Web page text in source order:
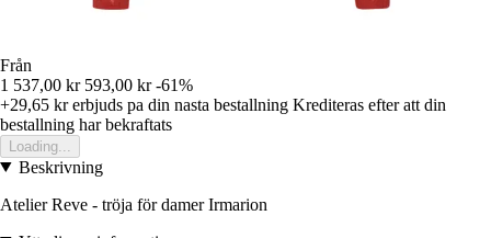
Från
1 537,00 kr 593,00 kr -61%
+29,65 krerbjuds pa din nasta bestallning Krediteras efter att din
bestallning har bekraftats
Loading...
Beskrivning
Atelier Reve - tröja för damer Irmarion